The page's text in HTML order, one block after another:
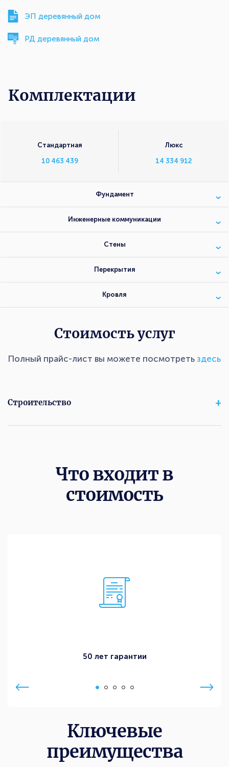
ЭП деревянный дом
РД деревянный дом
Комплектации
Стандартная
10 463 439
Люкс
14 334 912
Фундамент
Инженерные коммуникации
Стены
Перекрытия
Кровля
Стоимость услуг
Полный прайс-лист вы можете посмотреть здесь
Строительство
Что входит в
стоимость
50 лет гарантии
Ключевые
преимущества